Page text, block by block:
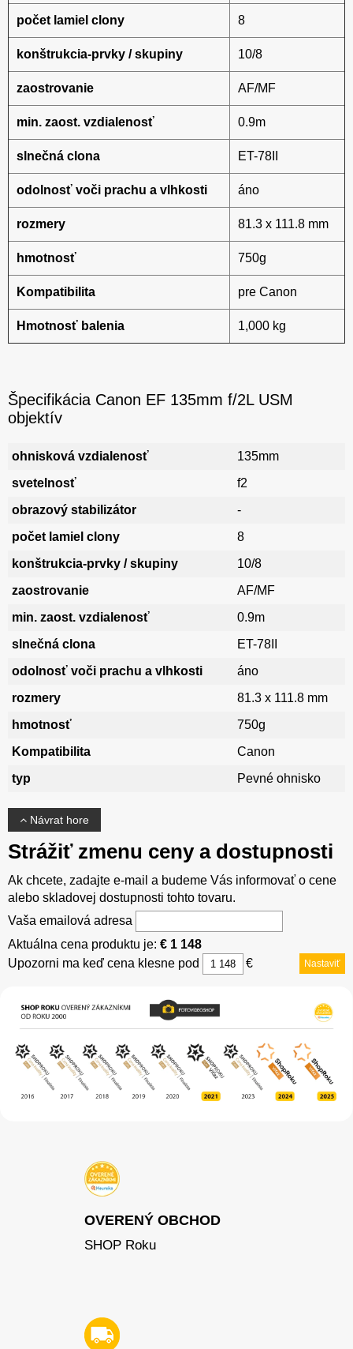
počet lamiel clony 8
konštrukcia-prvky / skupiny 10/8
zaostrovanie AF/MF
min. zaost. vzdialenosť 0.9m
slnečná clona ET-78II
odolnosť voči prachu a vlhkosti áno
rozmery 81.3 x 111.8 mm
hmotnosť 750g
Kompatibilita pre Canon
Hmotnosť balenia 1,000 kg
Špecifikácia Canon EF 135mm f/2L USM
objektív
ohnisková vzdialenosť
135mm
svetelnosť
f2
obrazový stabilizátor
-
počet lamiel clony
8
konštrukcia-prvky / skupiny
10/8
zaostrovanie
AF/MF
min. zaost. vzdialenosť
0.9m
slnečná clona
ET-78II
odolnosť voči prachu a vlhkosti
áno
rozmery
81.3 x 111.8 mm
hmotnosť
750g
Kompatibilita
Canon
typ
Pevné ohnisko
Návrat hore
Strážiť zmenu ceny a dostupnosti
Ak chcete, zadajte e-mail a budeme Vás informovať o cene
alebo skladovej dostupnosti tohto tovaru.
Vaša emailová adresa
Aktuálna cena produktu je: € 1 148
Upozorni ma keď cena klesne pod
€ Nastaviť
OVERENÝ OBCHOD
SHOP Roku